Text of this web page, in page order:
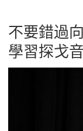
不要錯過
學習探戈